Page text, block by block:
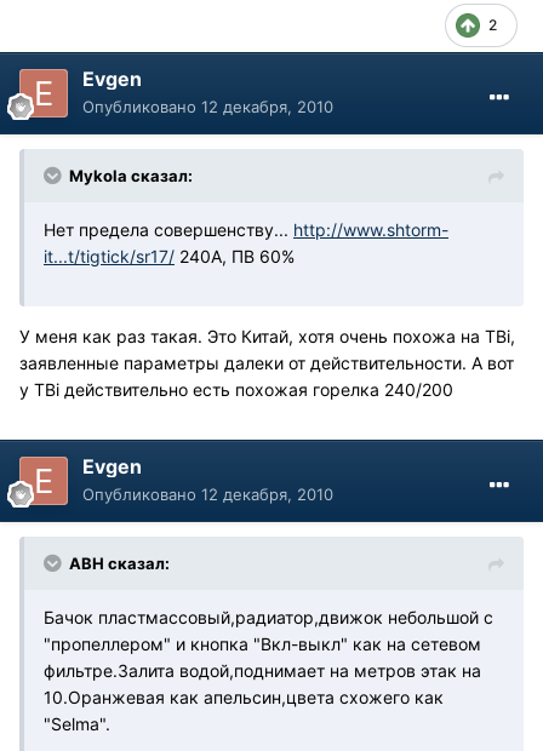
2
Evgen
Опубликовано 12 декабря, 2010
Mykola сказал:
Нет предела совершенству... http://www.shtorm-
it...t/tigtick/sr17/ 240А, ПВ 60%
У меня как раз такая. Это Китай, хотя очень похожа на TBi,
заявленные параметры далеки от действительности. А вот
у TBi действительно есть похожая горелка 240/200
Evgen
Опубликовано 12 декабря, 2010
АВН сказал:
Бачок пластмассовый,радиатор,движок небольшой с
"пропеллером" и кнопка "Вкл-выкл" как на сетевом
фильтре.Залита водой,поднимает на метров этак на
10.Оранжевая как апельсин,цвета схожего как
"Selma".